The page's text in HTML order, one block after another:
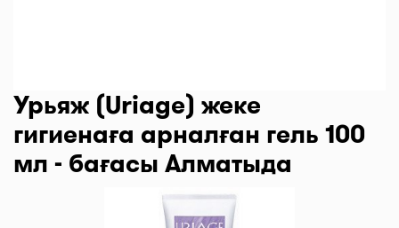
Урьяж (Uriage) жеке
гигиенаға арналған гель 100
мл - бағасы Алматыда